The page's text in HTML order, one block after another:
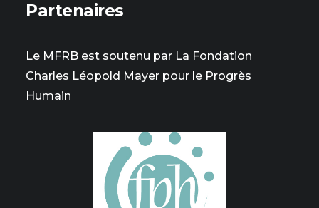
Partenaires
Le MFRB est soutenu par La Fondation
Charles Léopold Mayer pour le Progrès
Humain